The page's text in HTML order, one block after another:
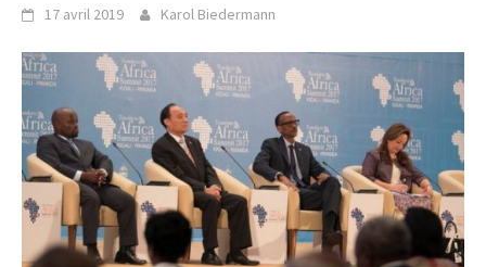
17 avril 2019 Karol Biedermann